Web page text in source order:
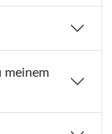
meinem